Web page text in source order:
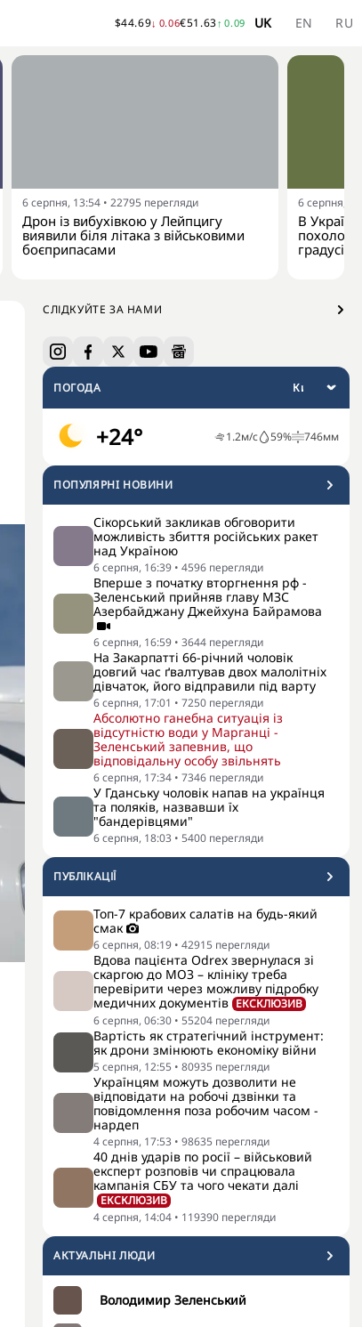
$44.69↓ 0.06€51.63↑ 0.09 UK EN RU
6 серпня, 13:54 • 22795 перегляди
Дрон із вибухівкою у Лейпцигу
виявили біля літака з військовими
боєприпасами
6 серпня,
В
градусів
СЛІДКУЙТЕ ЗА НАМИ
ПОГОДА
+24° 1.2м/с 59% 746мм
ПОПУЛЯРНI НОВИНИ
Сікорський закликав обговорити
можливість збиття російських ракет
над Україною
6 серпня, 16:39 • 4596 перегляди
Вперше з початку вторгнення рф -
Зеленський прийняв главу МЗС
Азербайджану Джейхуна Байрамова
6 серпня, 16:59 • 3644 перегляди
На Закарпатті 66-річний чоловік
довгий час ґвалтував двох малолітніх
дівчаток, його відправили під варту
6 серпня, 17:01 • 7250 перегляди
Абсолютно ганебна ситуація із
відсутністю води у Марганці -
Зеленський запевнив, що
відповідальну особу звільнять
6 серпня, 17:34 • 7346 перегляди
У Гданську чоловік напав на українця
та поляків, назвавши їх
"бандерівцями"
6 серпня, 18:03 • 5400 перегляди
ПУБЛІКАЦІЇ
Топ-7 крабових салатів на будь-який
смак
6 серпня, 08:19 • 42915 перегляди
Вдова пацієнта Odrex звернулася зі
скаргою до МОЗ – клініку треба
перевірити через можливу підробку
медичних документів ЕКСКЛЮЗИВ
6 серпня, 06:30 • 55204 перегляди
Вартість як стратегічний інструмент:
як дрони змінюють економіку війни
5 серпня, 12:55 • 80935 перегляди
Українцям можуть дозволити не
відповідати на робочі дзвінки та
повідомлення поза робочим часом -
нардеп
4 серпня, 17:53 • 98635 перегляди
40 днів ударів по росії – військовий
експерт розповів чи спрацювала
кампанія СБУ та чого чекати далі
ЕКСКЛЮЗИВ
4 серпня, 14:04 • 119390 перегляди
АКТУАЛЬНI ЛЮДИ
Володимир Зеленський